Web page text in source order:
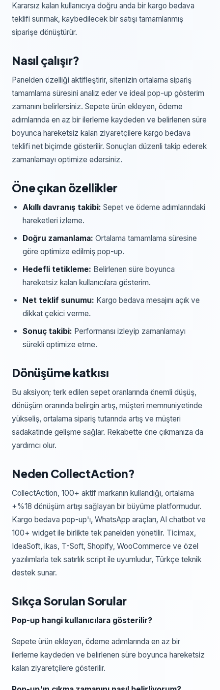
Kararsız kalan kullanıcıya doğru anda bir kargo bedava
teklifi sunmak, kaybedilecek bir satışı tamamlanmış
siparişe dönüştürür.
Nasıl çalışır?
Panelden özelliği aktifleştirir, sitenizin ortalama sipariş
tamamlama süresini analiz eder ve ideal pop-up gösterim
zamanını belirlersiniz. Sepete ürün ekleyen, ödeme
adımlarında en az bir ilerleme kaydeden ve belirlenen süre
boyunca hareketsiz kalan ziyaretçilere kargo bedava
teklifi net biçimde gösterilir. Sonuçları düzenli takip ederek
zamanlamayı optimize edersiniz.
Öne çıkan özellikler
Akıllı davranış takibi: Sepet ve ödeme adımlarındaki
hareketleri izleme.
Doğru zamanlama: Ortalama tamamlama süresine
göre optimize edilmiş pop-up.
Hedefli tetikleme: Belirlenen süre boyunca
hareketsiz kalan kullanıcılara gösterim.
Net teklif sunumu: Kargo bedava mesajını açık ve
dikkat çekici verme.
Sonuç takibi: Performansı izleyip zamanlamayı
sürekli optimize etme.
Dönüşüme katkısı
Bu aksiyon; terk edilen sepet oranlarında önemli düşüş,
dönüşüm oranında belirgin artış, müşteri memnuniyetinde
yükseliş, ortalama sipariş tutarında artış ve müşteri
sadakatinde gelişme sağlar. Rekabette öne çıkmanıza da
yardımcı olur.
Neden CollectAction?
CollectAction, 100+ aktif markanın kullandığı, ortalama
+%18 dönüşüm artışı sağlayan bir büyüme platformudur.
Kargo bedava pop-up'ı, WhatsApp araçları, AI chatbot ve
100+ widget ile birlikte tek panelden yönetilir. Ticimax,
IdeaSoft, ikas, T-Soft, Shopify, WooCommerce ve özel
yazılımlarla tek satırlık script ile uyumludur, Türkçe teknik
destek sunar.
Sıkça Sorulan Sorular
Pop-up hangi kullanıcılara gösterilir?
Sepete ürün ekleyen, ödeme adımlarında en az bir
ilerleme kaydeden ve belirlenen süre boyunca hareketsiz
kalan ziyaretçilere gösterilir.